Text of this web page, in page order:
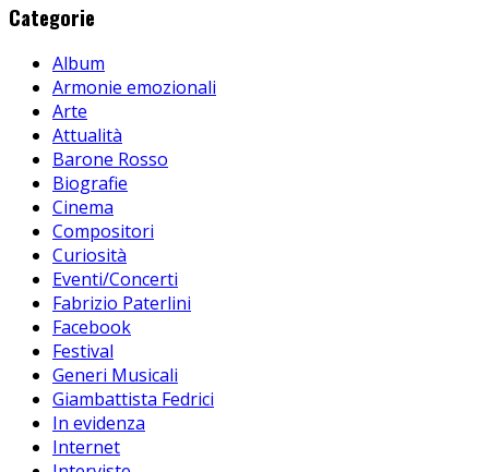
Categorie
Album
Armonie emozionali
Arte
Attualità
Barone Rosso
Biografie
Cinema
Compositori
Curiosità
Eventi/Concerti
Fabrizio Paterlini
Facebook
Festival
Generi Musicali
Giambattista Fedrici
In evidenza
Internet